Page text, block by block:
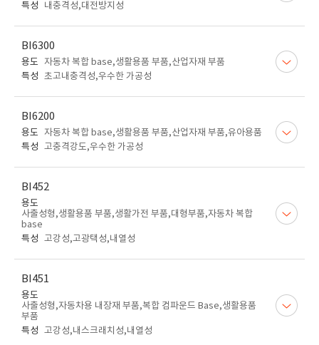
특성
내충격성,대전방지성
BI6300
용도
자동차 복합 base,생활용품 부품,산업자재 부품
특성 초고내충격성,우수한 가공성
BI6200
용도
자동차 복합 base,생활용품 부품,산업자재 부품,유아용품
특성 고충격강도,우수한 가공성
BI452
용도
사출성형,생활용품 부품,생활가전 부품,대형부품,자동차 복합
base
특성 고강성,고광택성,내열성
BI451
용도
사출성형,자동차용 내장재 부품,복합 컴파운드 Base,생활용품
부품
특성 고강성,내스크래치성,내열성